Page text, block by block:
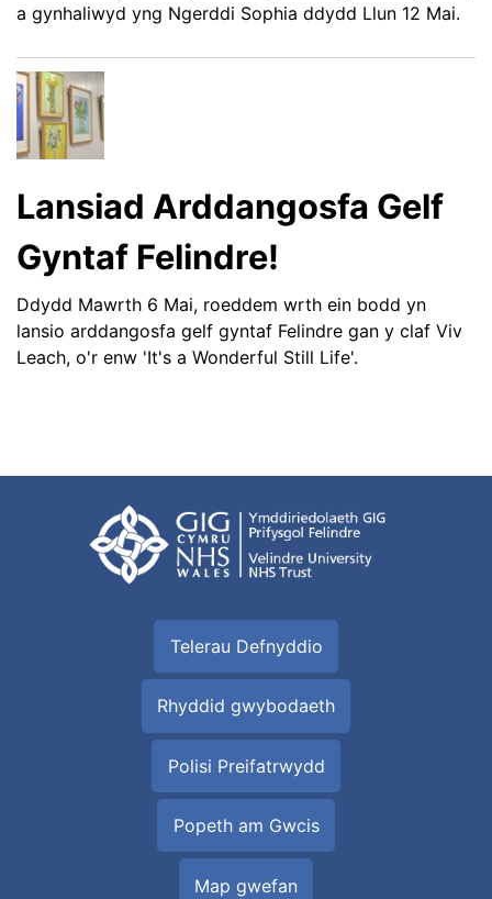
a gynhaliwyd yng Ngerddi Sophia ddydd Llun 12 Mai.
Lansiad Arddangosfa Gelf
Gyntaf Felindre!
Ddydd Mawrth 6 Mai, roeddem wrth ein bodd yn
lansio arddangosfa gelf gyntaf Felindre gan y claf Viv
Leach, o'r enw 'It's a Wonderful Still Life'.
Telerau Defnyddio
Rhyddid gwybodaeth
Polisi Preifatrwydd
Popeth am Gwcis
Map gwefan